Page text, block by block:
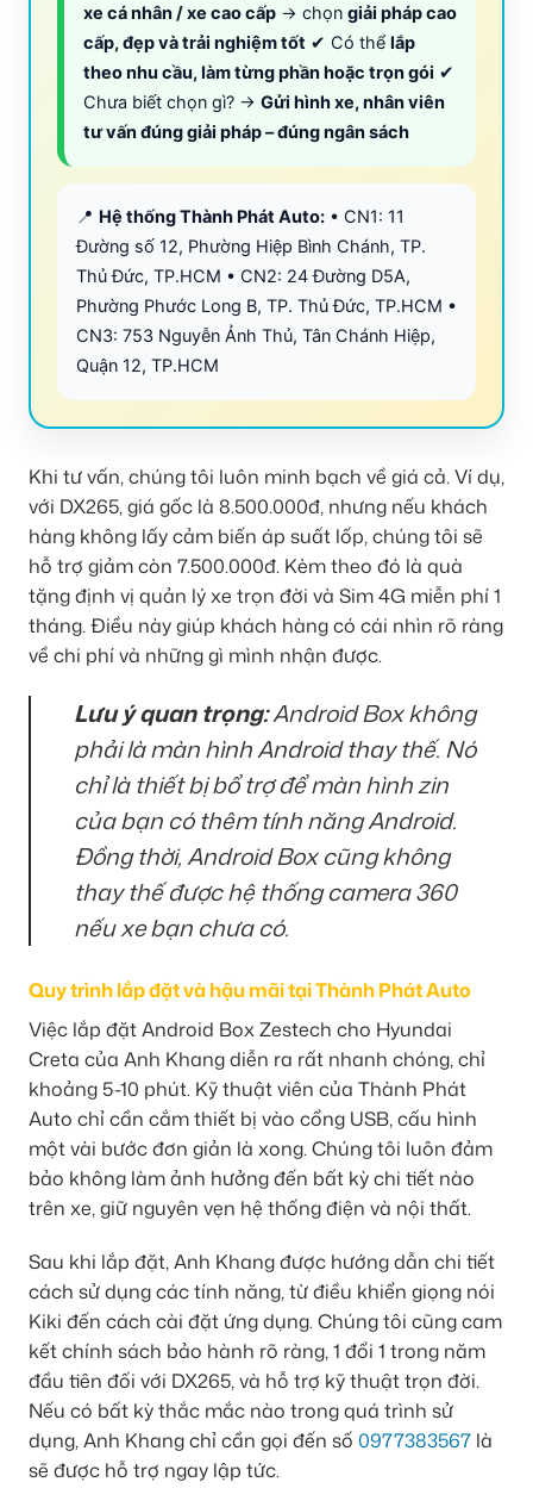
xe cá nhân / xe cao cấp → chọn giải pháp cao
cấp, đẹp và trải nghiệm tốt ✔ Có thể lắp
theo nhu cầu, làm từng phần hoặc trọn gói ✔
Chưa biết chọn gì? → Gửi hình xe, nhân viên
tư vấn đúng giải pháp – đúng ngân sách
📍 Hệ thống Thành Phát Auto: • CN1: 11
Đường số 12, Phường Hiệp Bình Chánh, TP.
Thủ Đức, TP.HCM • CN2: 24 Đường D5A,
Phường Phước Long B, TP. Thủ Đức, TP.HCM •
CN3: 753 Nguyễn Ảnh Thủ, Tân Chánh Hiệp,
Quận 12, TP.HCM
Khi tư vấn, chúng tôi luôn minh bạch về giá cả. Ví dụ,
với DX265, giá gốc là 8.500.000đ, nhưng nếu khách
hàng không lấy cảm biến áp suất lốp, chúng tôi sẽ
hỗ trợ giảm còn 7.500.000đ. Kèm theo đó là quà
tặng định vị quản lý xe trọn đời và Sim 4G miễn phí 1
tháng. Điều này giúp khách hàng có cái nhìn rõ ràng
về chi phí và những gì mình nhận được.
Lưu ý quan trọng:Android Box không
phải là màn hình Android thay thế. Nó
chỉ là thiết bị bổ trợ để màn hình zin
của bạn có thêm tính năng Android.
Đồng thời, Android Box cũng không
thay thế được hệ thống camera 360
nếu xe bạn chưa có.
Quy trình lắp đặt và hậu mãi tại Thành Phát Auto
Việc lắp đặt Android Box Zestech cho Hyundai
Creta của Anh Khang diễn ra rất nhanh chóng, chỉ
khoảng 5-10 phút. Kỹ thuật viên của Thành Phát
Auto chỉ cần cắm thiết bị vào cổng USB, cấu hình
một vài bước đơn giản là xong. Chúng tôi luôn đảm
bảo không làm ảnh hưởng đến bất kỳ chi tiết nào
trên xe, giữ nguyên vẹn hệ thống điện và nội thất.
Sau khi lắp đặt, Anh Khang được hướng dẫn chi tiết
cách sử dụng các tính năng, từ điều khiển giọng nói
Kiki đến cách cài đặt ứng dụng. Chúng tôi cũng cam
kết chính sách bảo hành rõ ràng, 1 đổi 1 trong năm
đầu tiên đối với DX265, và hỗ trợ kỹ thuật trọn đời.
Nếu có bất kỳ thắc mắc nào trong quá trình sử
dụng, Anh Khang chỉ cần gọi đến số 0977383567 là
sẽ được hỗ trợ ngay lập tức.